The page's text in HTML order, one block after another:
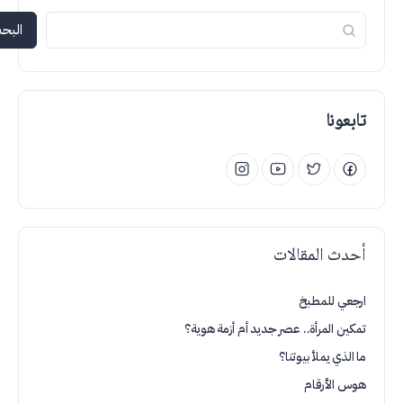
البحث
تابعونا
أحدث المقالات
ارجعي للمطبخ
تمكين المرأة.. عصر جديد أم أزمة هوية؟
ما الذي يملأ بيوتنا؟
هوس الأرقام